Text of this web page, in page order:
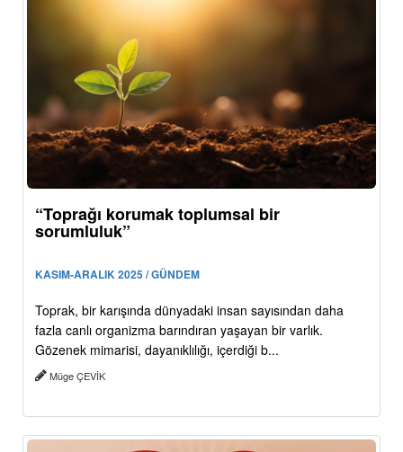
“Toprağı korumak toplumsal bir
sorumluluk”
KASIM-ARALIK 2025 / GÜNDEM
Toprak, bir karışında dünyadaki insan sayısından daha
fazla canlı organizma barındıran yaşayan bir varlık.
Gözenek mimarisi, dayanıklılığı, içerdiği b...
Müge ÇEVİK